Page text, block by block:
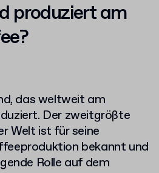
produziert am
?
das weltweit am
Der zweitgrößte
Welt ist für seine
bekannt und
Rolle auf dem